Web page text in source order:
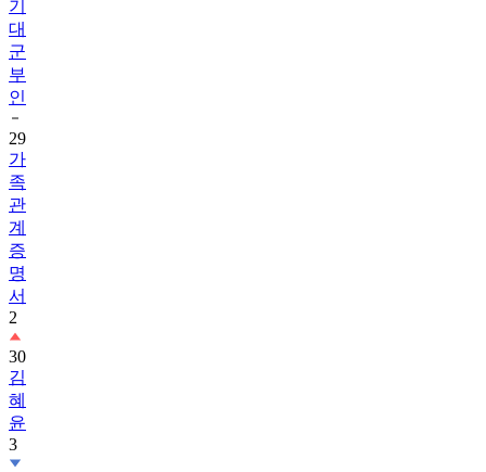
기
대
군
부
인
29
가
족
관
계
증
명
서
2
30
김
혜
윤
3